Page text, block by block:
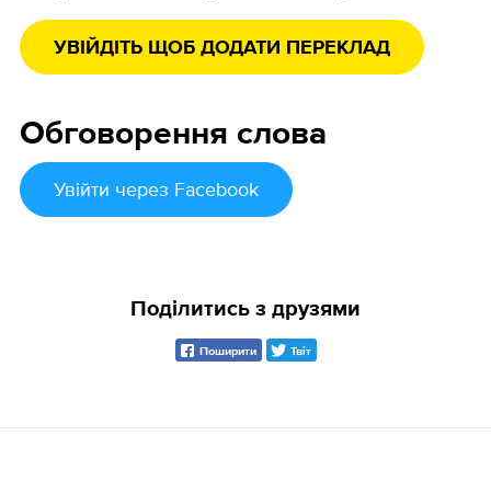
УВІЙДІТЬ ЩОБ ДОДАТИ ПЕРЕКЛАД
Обговорення слова
Увійти через Facebook
Поділитись з друзями
Поширити Твіт